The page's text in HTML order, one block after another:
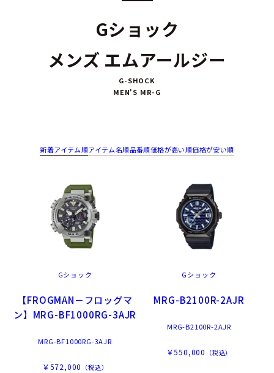
Gショック
メンズ エムアールジー
G-SHOCK
MEN'S MR-G
新着アイテム順アイテム名順品番順価格が高い順価格が安い順
Gショック
【FROGMAN－フロッグマ
ン】MRG-BF1000RG-3AJR
MRG-BF1000RG-3AJR
￥572,000 （税込）
Gショック
MRG-B2100R-2AJR
MRG-B2100R-2AJR
￥550,000 （税込）